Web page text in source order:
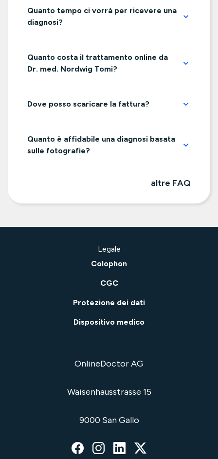
Quanto tempo ci vorrà per ricevere una
diagnosi?
Quanto costa il trattamento online da
Dr. med. Nordwig Tomi?
Dove posso scaricare la fattura?
Quanto è affidabile una diagnosi basata
sulle fotografie?
altre FAQ
Legale
Colophon
CGC
Protezione dei dati
Dispositivo medico
OnlineDoctor AG
Waisenhausstrasse 15
9000 San Gallo